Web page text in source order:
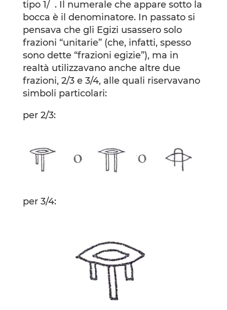
tipo 1/ . Il numerale che appare sotto la
bocca è il denominatore. In passato si
pensava che gli Egizi usassero solo
frazioni “unitarie” (che, infatti, spesso
sono dette “frazioni egizie”), ma in
realtà utilizzavano anche altre due
frazioni, 2/3 e 3/4, alle quali riservavano
simboli particolari:
per 2/3:
per 3/4: